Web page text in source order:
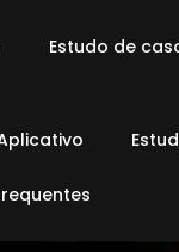
Estudo de